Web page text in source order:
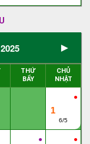
►
THỨ
BẨY
CHỦ
NHẬT
●
1
6/5
● ●